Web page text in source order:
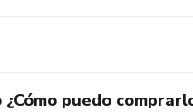
puedo